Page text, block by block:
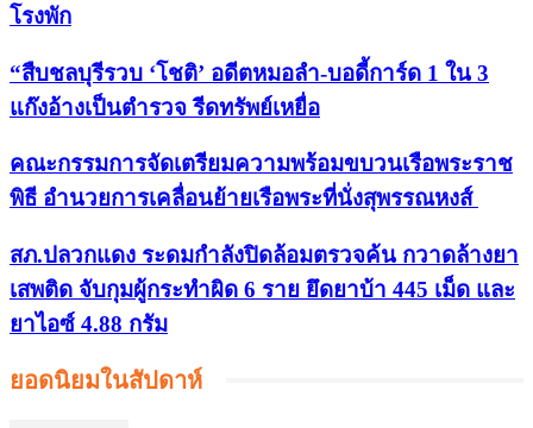
โรงพัก
“สืบชลบุรีรวบ ‘โชติ’ อดีตหมอลำ-บอดี้การ์ด 1 ใน 3
แก๊งอ้างเป็นตำรวจ รีดทรัพย์เหยื่อ
คณะกรรมการจัดเตรียมความพร้อมขบวนเรือพระราช
พิธี อำนวยการเคลื่อนย้ายเรือพระที่นั่งสุพรรณหงส์
สภ.ปลวกแดง ระดมกำลังปิดล้อมตรวจค้น กวาดล้างยา
เสพติด จับกุมผู้กระทำผิด 6 ราย ยึดยาบ้า 445 เม็ด และ
ยาไอซ์ 4.88 กรัม
ยอดนิยมในสัปดาห์